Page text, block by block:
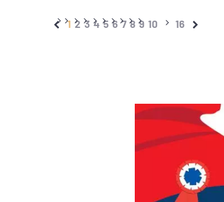
1 2 3 4 5 6 7 8 9 10 16